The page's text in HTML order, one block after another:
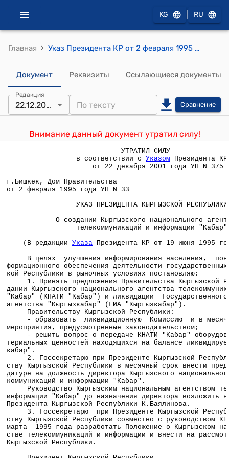
KG RU
Главная › Указ Президента КР от 2 февраля 1995 года УП №33 "О создании Кыргызского национального агентства телекоммуникаций и информации "Кабар"
Документ Реквизиты Ссылающиеся документы
Редакция
22.12.2001 Сравнение
Внимание данный документ утратил силу!